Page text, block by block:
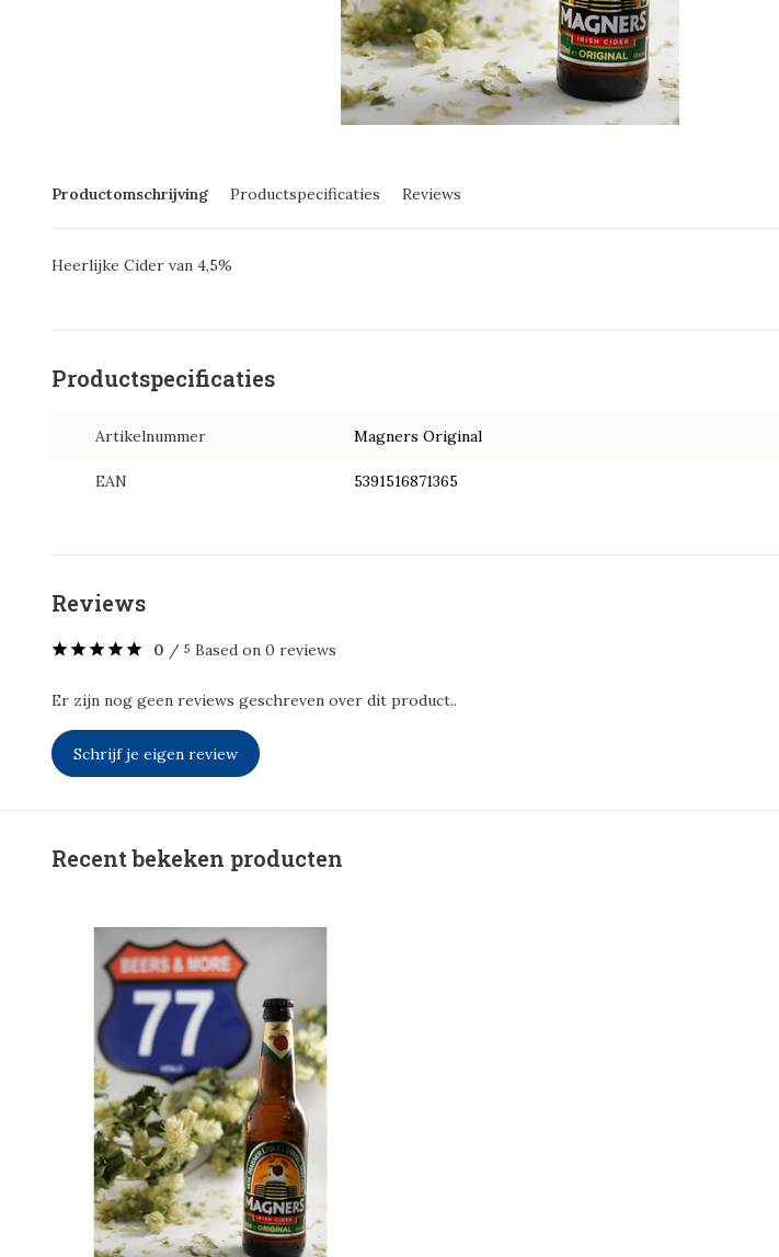
Productomschrijving Productspecificaties Reviews
Heerlijke Cider van 4,5%
Productspecificaties
Artikelnummer Magners Original
EAN 5391516871365
Reviews
0 / 5 Based on 0 reviews
Er zijn nog geen reviews geschreven over dit product..
Schrijf je eigen review
Recent bekeken producten